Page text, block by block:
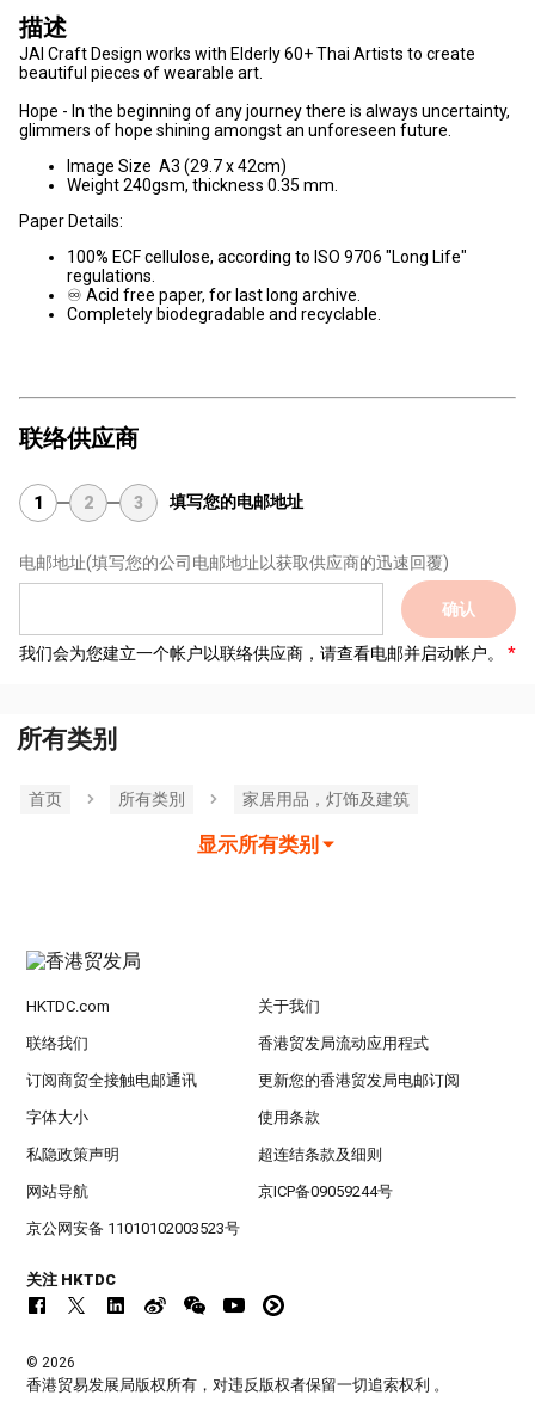
描述
JAI Craft Design works with Elderly 60+ Thai Artists to create
beautiful pieces of wearable art.
Hope - In the beginning of any journey there is always uncertainty,
glimmers of hope shining amongst an unforeseen future.
Image Size A3 (29.7 x 42cm)
Weight 240gsm, thickness 0.35 mm.
Paper Details:
100% ECF cellulose, according to ISO 9706 "Long Life"
regulations.
♾ Acid free paper, for last long archive.
Completely biodegradable and recyclable.
联络供应商
1 2 3 填写您的电邮地址
电邮地址(填写您的公司电邮地址以获取供应商的迅速回覆)
确认
我们会为您建立一个帐户以联络供应商，请查看电邮并启动帐户。
所有类别
首页 所有类別 家居用品，灯饰及建筑
显示所有类别
HKTDC.com 关于我们
联络我们 香港贸发局流动应用程式
订阅商贸全接触电邮通讯 更新您的香港贸发局电邮订阅
字体大小 使用条款
私隐政策声明 超连结条款及细则
网站导航 京ICP备09059244号
京公网安备 11010102003523号
关注 HKTDC
© 2026
香港贸易发展局版权所有，对违反版权者保留一切追索权利 。